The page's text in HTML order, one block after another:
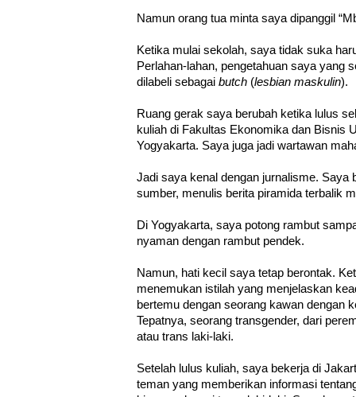
Namun orang tua minta saya dipanggil
Ketika mulai sekolah, saya tidak suka
Perlahan-lahan, pengetahuan saya yang
dilabeli sebagai butch (lesbian maskulin).
Ruang gerak saya berubah ketika lulus
kuliah di Fakultas Ekonomika dan Bisnis
Yogyakarta. Saya juga jadi wartawan
Jadi saya kenal dengan jurnalisme. Saya
sumber, menulis berita piramida terbalik
Di Yogyakarta, saya potong rambut
nyaman dengan rambut pendek.
Namun, hati kecil saya tetap berontak.
menemukan istilah yang menjelaskan
bertemu dengan seorang kawan dengan
Tepatnya, seorang transgender, dari
atau trans laki-laki.
Setelah lulus kuliah, saya bekerja di
teman yang memberikan informasi